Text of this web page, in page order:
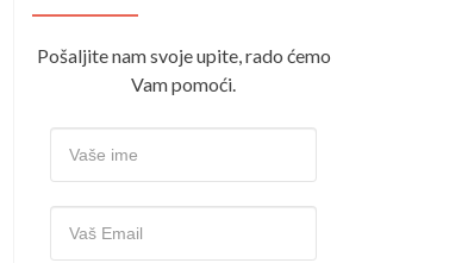
Pošaljite nam svoje upite, rado ćemo
Vam pomoći.